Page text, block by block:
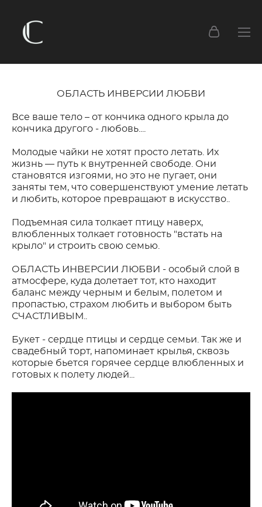
ОБЛАСТЬ ИНВЕРСИИ ЛЮБВИ
Все ваше тело – от кончика одного крыла до
кончика другого - любовь....
Молодые чайки не хотят просто летать. Их
жизнь — путь к внутренней свободе. Они
становятся изгоями, но это не пугает, они
заняты тем, что совершенствуют умение летать
и любить, которое превращают в искусство..
Подъемная сила толкает птицу наверх,
влюбленных толкает готовность "встать на
крыло" и строить свою семью.
ОБЛАСТЬ ИНВЕРСИИ ЛЮБВИ - особый слой в
атмосфере, куда долетает тот, кто находит
баланс между черным и белым, полетом и
пропастью, страхом любить и выбором быть
СЧАСТЛИВЫМ..
Букет - сердце птицы и сердце семьи. Так же и
свадебный торт, напоминает крылья, сквозь
которые бьется горячее сердце влюбленных и
готовых к полету людей...